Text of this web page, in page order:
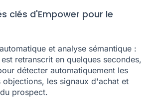
clés d'Empower pour le
et analyse sémantique :
retranscrit en quelques secondes,
détecter automatiquement les
objections, les signaux d'achat et
prospect.